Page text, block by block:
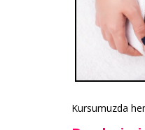
Kursumuzda